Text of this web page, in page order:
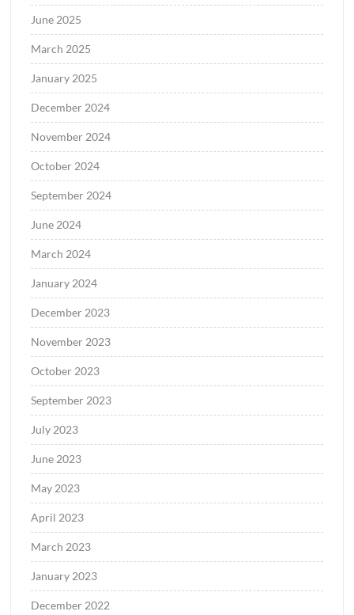
June 2025
March 2025
January 2025
December 2024
November 2024
October 2024
September 2024
June 2024
March 2024
January 2024
December 2023
November 2023
October 2023
September 2023
July 2023
June 2023
May 2023
April 2023
March 2023
January 2023
December 2022